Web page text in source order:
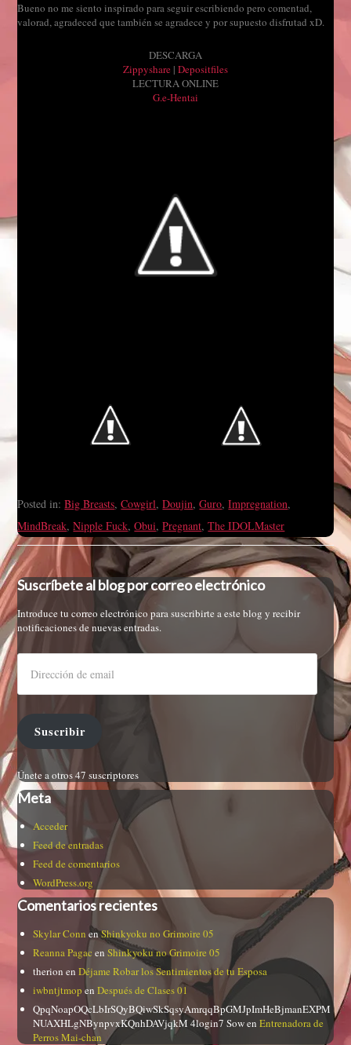
Bueno no me siento inspirado para seguir escribiendo pero comentad,
valorad, agradeced que también se agradece y por supuesto disfrutad xD.
DESCARGA
Zippyshare | Depositfiles
LECTURA ONLINE
G.e-Hentai
Posted in:Big Breasts,Cowgirl,Doujin,Guro,Impregnation,
MindBreak,Nipple Fuck,Obui,Pregnant,The IDOLMaster
Suscríbete al blog por correo electrónico
Introduce tu correo electrónico para suscribirte a este blog y recibir
notificaciones de nuevas entradas.
Suscribir
Únete a otros 47 suscriptores
Meta
Acceder
Feed de entradas
Feed de comentarios
WordPress.org
Comentarios recientes
Skylar Conn enShinkyoku no Grimoire 05
Reanna Pagac enShinkyoku no Grimoire 05
therion enDéjame Robar los Sentimientos de tu Esposa
iwbntjtmop enDespués de Clases 01
QpqNoapOQcLbIrSQyBQiwSkSqsyAmrqqBpGMJpImHeBjmanEXPM
NUAXHLgNBynpvxKQnhDAVjqkM 4login7 SowenEntrenadora de
Perros Mai-chan